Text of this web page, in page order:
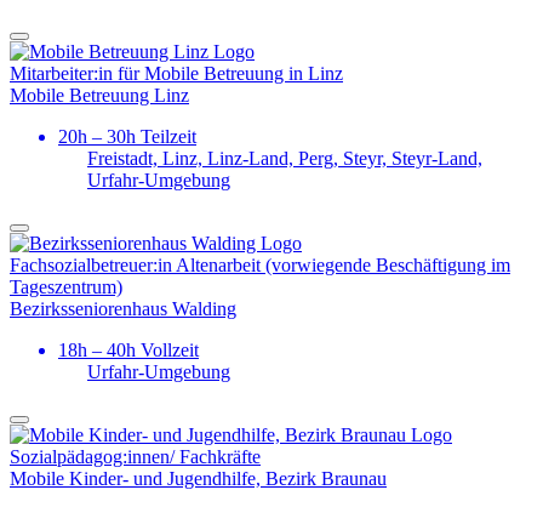
Mitarbeiter:in für Mobile Betreuung in Linz
Mobile Betreuung Linz
20h – 30h Teilzeit
Freistadt, Linz, Linz-Land, Perg, Steyr, Steyr-Land,
Urfahr-Umgebung
Fachsozial­betreuer:in Altenarbeit (vorwiegende Beschäftigung im
Tageszentrum)
Bezirks­seniorenhaus Walding
18h – 40h Vollzeit
Urfahr-Umgebung
Sozial­pädagog:innen/ Fachkräfte
Mobile Kinder- und Jugendhilfe, Bezirk Braunau